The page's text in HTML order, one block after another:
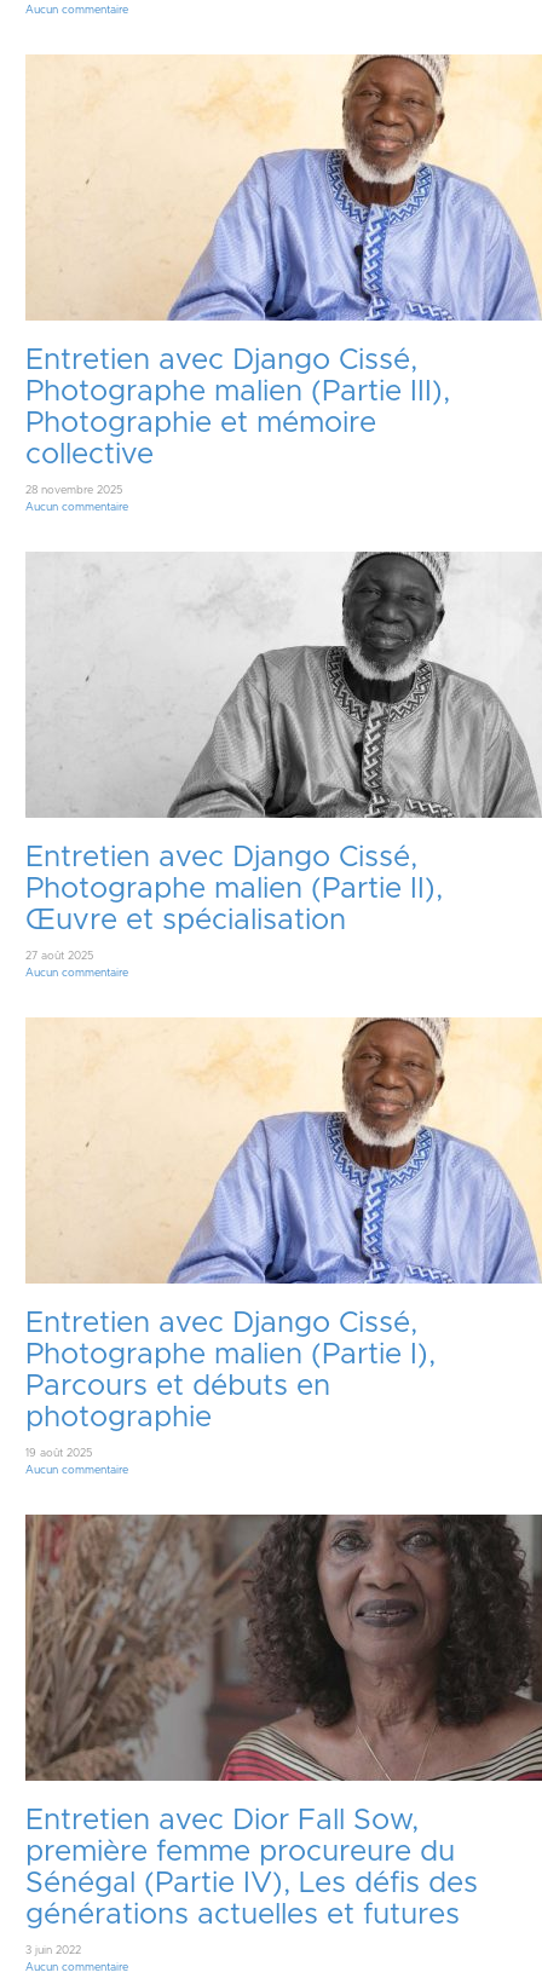
Aucun commentaire
Entretien avec Django Cissé,
Photographe malien (Partie III),
Photographie et mémoire
collective
28 novembre 2025
Aucun commentaire
Entretien avec Django Cissé,
Photographe malien (Partie II),
Œuvre et spécialisation
27 août 2025
Aucun commentaire
Entretien avec Django Cissé,
Photographe malien (Partie I),
Parcours et débuts en
photographie
19 août 2025
Aucun commentaire
Entretien avec Dior Fall Sow,
première femme procureure du
Sénégal (Partie IV), Les défis des
générations actuelles et futures
3 juin 2022
Aucun commentaire